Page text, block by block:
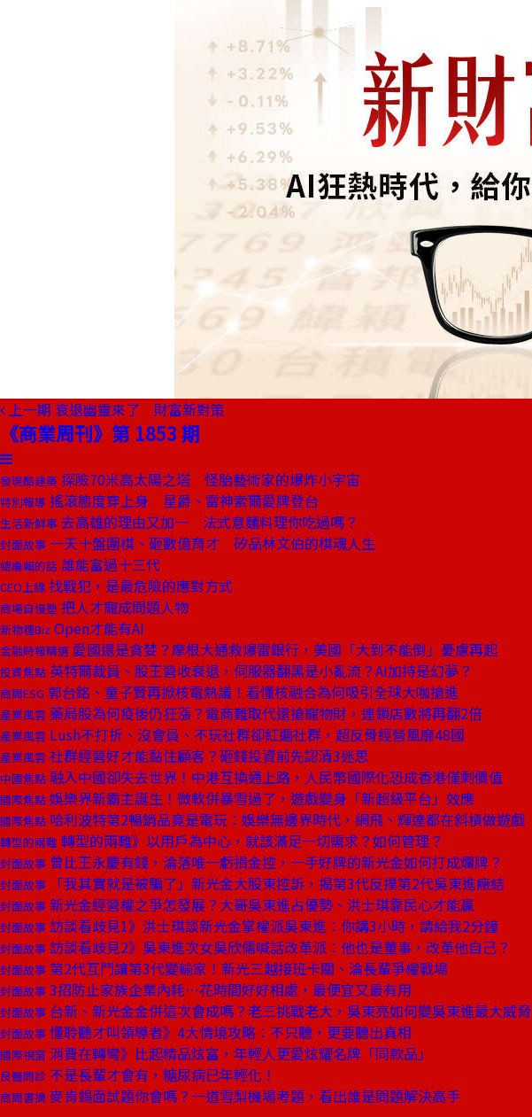
上一期 衰退幽靈來了 財富新對策
《商業周刊》第 1853 期
發現酷建築 探險70米高太陽之塔 怪胎藝術家的爆炸小宇宙
特別報導 搖滾態度穿上身 星爵、雷神索爾愛牌登台
生活新鮮事 去高雄的理由又加一 法式意麵料理你吃過嗎？
封面故事 一天十盤圍棋、砸數億育才 矽品林文伯的棋魂人生
總編輯的話 誰能富過十三代
CEO上線 找戰犯，是最危險的應對方式
商場自慢塾 把人才寵成問題人物
新物種Biz Open才能有AI
金融時報精選 愛國還是貪婪？摩根大通救爆雷銀行，美國「大到不能倒」憂慮再起
投資焦點 英特爾裁員、股王營收衰退，伺服器翻黑是小亂流？AI加持是幻夢？
商周ESG 郭台銘、童子賢再掀核電熱議！看懂核融合為何吸引全球大咖搶進
產業風雲 藥局股為何疫後仍狂漲？電商難取代還搶寵物財，連鎖店數將再翻2倍
產業風雲 Lush不打折、沒會員、不玩社群卻紅遍社群，超反骨經營風靡48國
產業風雲 社群經營好才能黏住顧客？砸錢投資前先認清3迷思
中國焦點 融入中國卻失去世界！中港互換通上路，人民幣國際化恐成香港僅剩價值
國際焦點 娛樂界新霸主誕生！微軟併暴雪過了，遊戲變身「新超級平台」效應
國際焦點 哈利波特第2暢銷品竟是電玩：娛樂無邊界時代，網飛、輝達都在斜槓做遊戲
轉型的兩難 轉型的兩難》以用戶為中心，就該滿足一切需求？如何管理？
封面故事 曾比王永慶有錢，淪落唯一虧損金控，一手好牌的新光金如何打成爛牌？
封面故事 「我其實就是被騙了」新光金大股東控訴，揭第3代反撲第2代吳東進癥結
封面故事 新光金經營權之爭怎發展？大哥吳東進占優勢、洪士琪靠民心才能贏
封面故事 訪談看歧見1》洪士琪談新光金掌權派吳東進：你講3小時，請給我2分鐘
封面故事 訪談看歧見2》吳東進次女吳欣儒喊話改革派：他也是董事，改革他自己？
封面故事 第2代互鬥讓第3代變輸家！新光三越接班卡關、淪長輩爭權戰場
封面故事 3招防止家族企業內耗⋯花時間好好相處，最便宜又最有用
封面故事 台新、新光金金併這次會成嗎？老三挑戰老大，吳東亮如何變吳東進最大威脅
封面故事 懂聆聽才叫領導者》4大情境攻略：不只聽，更要聽出真相
國際視窗 消費在轉彎》比起精品炫富，年輕人更愛炫耀名牌「同款品」
良醫問診 不是長輩才會有，糖尿病已年輕化！
商周書摘 麥肯錫面試題你會嗎？一道雪梨機場考題，看出誰是問題解決高手